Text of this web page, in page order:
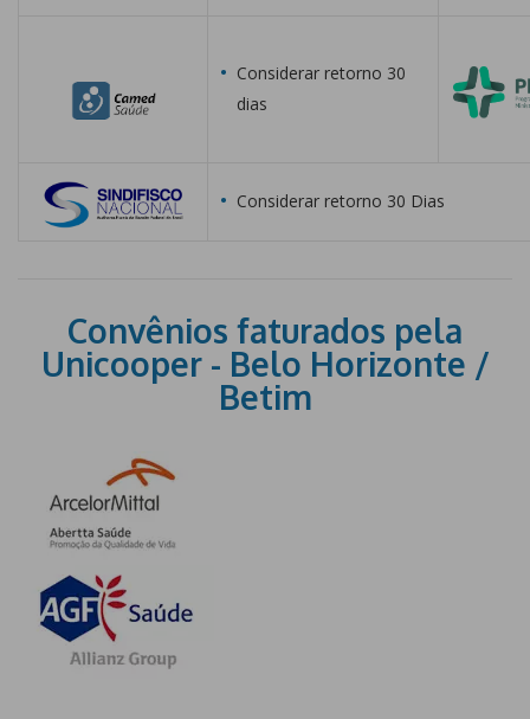
Considerar retorno 30
dias
Considerar retorno 30 Dias
Convênios faturados pela
Unicooper - Belo Horizonte /
Betim